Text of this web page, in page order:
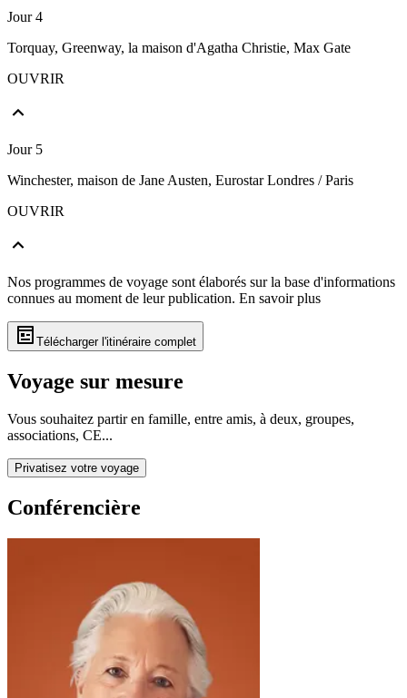
Jour 4
Torquay, Greenway, la maison d'Agatha Christie, Max Gate
OUVRIR
Jour 5
Winchester, maison de Jane Austen, Eurostar Londres / Paris
OUVRIR
Nos programmes de voyage sont élaborés sur la base d'informations
connues au moment de leur publication. En savoir plus
Télécharger l'itinéraire complet
Voyage sur mesure
Vous souhaitez partir en famille, entre amis, à deux, groupes,
associations, CE...
Privatisez votre voyage
Conférencière